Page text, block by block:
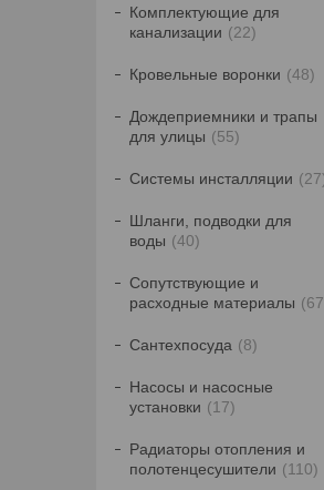
Комплектующие для
канализации
22
Кровельные воронки 48
Дождеприемники и трапы
для улицы
55
Системы инсталляции 27
Шланги, подводки для
воды
40
Сопутствующие и
расходные материалы
67
Сантехпосуда 8
Насосы и насосные
установки
17
Радиаторы отопления и
полотенцесушители
110